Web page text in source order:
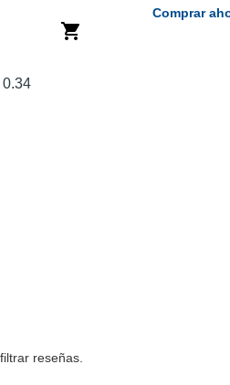
0.34
Comprar